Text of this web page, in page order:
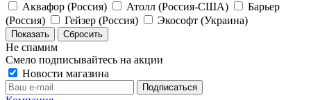
Аквафор (Россия)
Атолл (Россия-США)
Барьер
(Россия)
Гейзер (Россия) Экософт (Украина)
Сбросить
Не спамим
Смело подписывайтесь на акции
Новости магазина